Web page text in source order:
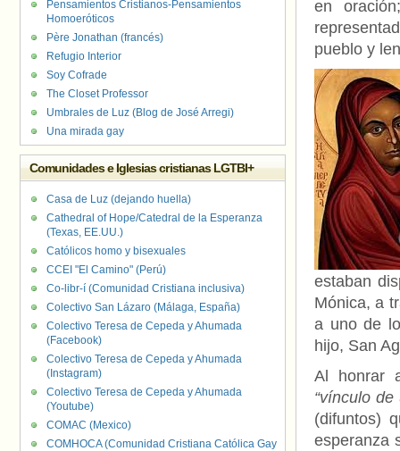
en
pueblo y
estaban
Mónica, a
a uno de
hijo, San
Al honrar
“vínculo de
(difuntos)
esperanza
Pensamientos Cristianos-Pensamientos
Homoeróticos
Père Jonathan (francés)
Refugio Interior
Soy Cofrade
The Closet Professor
Umbrales de Luz (Blog de José Arregi)
Una mirada gay
Comunidades e Iglesias cristianas LGTBI+
Casa de Luz (dejando huella)
Cathedral of Hope/Catedral de la Esperanza
(Texas, EE.UU.)
Católicos homo y bisexuales
CCEI "El Camino" (Perú)
Co-libr-í (Comunidad Cristiana inclusiva)
Colectivo San Lázaro (Málaga, España)
Colectivo Teresa de Cepeda y Ahumada
(Facebook)
Colectivo Teresa de Cepeda y Ahumada
(Instagram)
Colectivo Teresa de Cepeda y Ahumada
(Youtube)
COMAC (Mexico)
COMHOCA (Comunidad Cristiana Católica Gay